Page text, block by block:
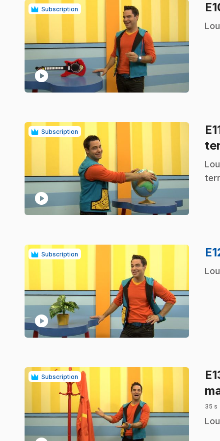
Subscription
play_circle
.
Subscription
play_circle
.
Subscription
play_circle
.
Subscription
35 s
.